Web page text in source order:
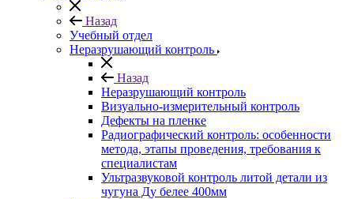
Назад
Учебный отдел
Неразрушающий контроль
Назад
Неразрушающий контроль
Визуально-измерительный контроль
Дефекты на пленке
Радиографический контроль: особенности
метода, этапы проведения, требования к
специалистам
Ультразвуковой контроль литой детали из
чугуна Ду белее 400мм